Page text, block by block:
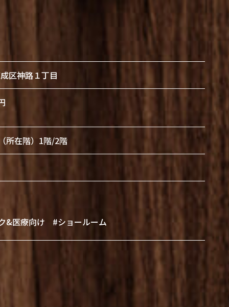
区神路１丁目
所在階）1階/2階
&医療向け #ショールーム